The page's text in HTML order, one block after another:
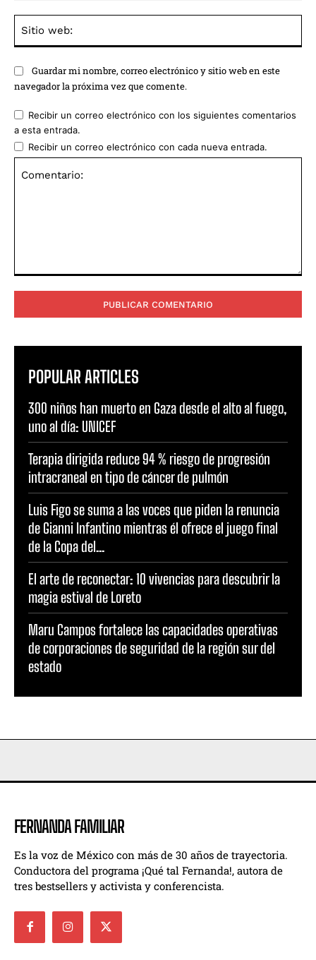
Guardar mi nombre, correo electrónico y sitio web en este
navegador la próxima vez que comente.
Recibir un correo electrónico con los siguientes comentarios
a esta entrada.
Recibir un correo electrónico con cada nueva entrada.
POPULAR ARTICLES
300 niños han muerto en Gaza desde el alto al fuego,
uno al día: UNICEF
Terapia dirigida reduce 94 % riesgo de progresión
intracraneal en tipo de cáncer de pulmón
Luis Figo se suma a las voces que piden la renuncia
de Gianni Infantino mientras él ofrece el juego final
de la Copa del...
El arte de reconectar: 10 vivencias para descubrir la
magia estival de Loreto
Maru Campos fortalece las capacidades operativas
de corporaciones de seguridad de la región sur del
estado
FERNANDA FAMILIAR
Es la voz de México con más de 30 años de trayectoria.
Conductora del programa ¡Qué tal Fernanda!, autora de
tres bestsellers y activista y conferencista.